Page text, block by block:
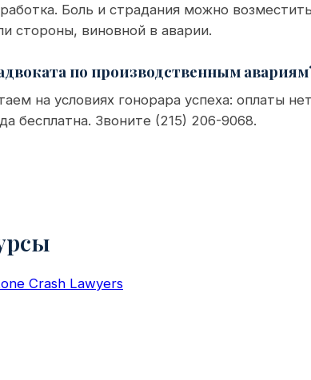
Боль и страдания можно
стороны, виновной в аварии.
по производственным
на условиях гонорара успеха: оплаты
бесплатна. Звоните (215) 206-9068.
Crash Lawyers